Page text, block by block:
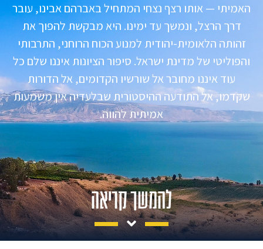
האמיתי — אותו רצף נצחי המתחיל באברהם אבינו, עובר
דרך הרצל, ונמשך עד ימינו. היא מבקשת להפוך את
זהותה הלאומית-יהודית למנוע הכוח הרוחני, התרבותי
והפוליטי של מדינת ישראל. סיפור הציונות איננו שלם כל
עוד איננו מחובר אל שורשיו הקדומים, אל הדורות
שקדמו, אל התודעה ההיסטורית שבלעדיה אין משמעות
אמיתית להווה.
להמשך קריאה